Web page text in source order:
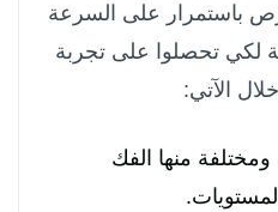
باستمرار على السرعة
لكي تحصلوا على تجربة
الآتي:
منها الفك